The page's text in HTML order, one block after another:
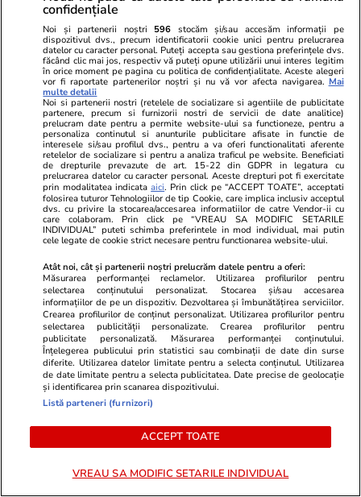
Citește mai multe
TRENDING
Auto 28 iul.
Amendă 2.000 de euro și suspendarea
permisului auto pe loc, timp de un an: cu ce
viteză este interzis să circuli pe autostrăzile din
Grecia
Știri Externe
Vremea în Grecia, în august 2026. Un „dom de
căldură” ar putea aduce temperaturi extreme,
de peste 44 grade Celsius
Horoscop 27 iul.
Luna plină din 29 iulie deschide un nou capitol.
Este momentul astral care îți poate schimba
direcția vieții
confidențiale
Noi și partenerii noștri 596 stocăm și/sau accesăm informații pe
dispozitivul dvs., precum identificatorii cookie unici pentru prelucrarea
datelor cu caracter personal. Puteți accepta sau gestiona preferințele dvs.
făcând clic mai jos, respectiv vă puteți opune utilizării unui interes legitim
în orice moment pe pagina cu politica de confidențialitate. Aceste alegeri
vor fi raportate partenerilor noștri și nu vă vor afecta navigarea. Mai
multe detalii
Noi si partenerii nostri (retelele de socializare si agentiile de publicitate
partenere, precum si furnizorii nostri de servicii de date analitice)
prelucram date pentru a permite website-ului sa functioneze, pentru a
personaliza continutul si anunturile publicitare afisate in functie de
interesele si/sau profilul dvs., pentru a va oferi functionalitati aferente
retelelor de socializare si pentru a analiza traficul pe website. Beneficiati
de drepturile prevazute de art. 15-22 din GDPR in legatura cu
prelucrarea datelor cu caracter personal. Aceste drepturi pot fi exercitate
prin modalitatea indicataaici. Prin click pe “ACCEPT TOATE”, acceptati
folosirea tuturor Tehnologiilor de tip Cookie, care implica inclusiv acceptul
dvs. cu privire la stocarea/accesarea informatiilor de catre Vendor-ii cu
care colaboram. Prin click pe “VREAU SA MODIFIC SETARILE
INDIVIDUAL” puteti schimba preferintele in mod individual, mai putin
cele legate de cookie strict necesare pentru functionarea website-ului.
Atât noi, cât și partenerii noștri prelucrăm datele pentru a oferi:
Măsurarea performanței reclamelor. Utilizarea profilurilor pentru
selectarea conținutului personalizat. Stocarea și/sau accesarea
informațiilor de pe un dispozitiv. Dezvoltarea și îmbunătățirea serviciilor.
Crearea profilurilor de conținut personalizat. Utilizarea profilurilor pentru
selectarea publicității personalizate. Crearea profilurilor pentru
publicitate personalizată. Măsurarea performanței conținutului.
Înțelegerea publicului prin statistici sau combinații de date din surse
diferite. Utilizarea datelor limitate pentru a selecta conținutul. Utilizarea
de date limitate pentru a selecta publicitatea. Date precise de geolocație
și identificarea prin scanarea dispozitivului.
Listă parteneri (furnizori)
ACCEPT TOATE
VREAU SA MODIFIC SETARILE INDIVIDUAL